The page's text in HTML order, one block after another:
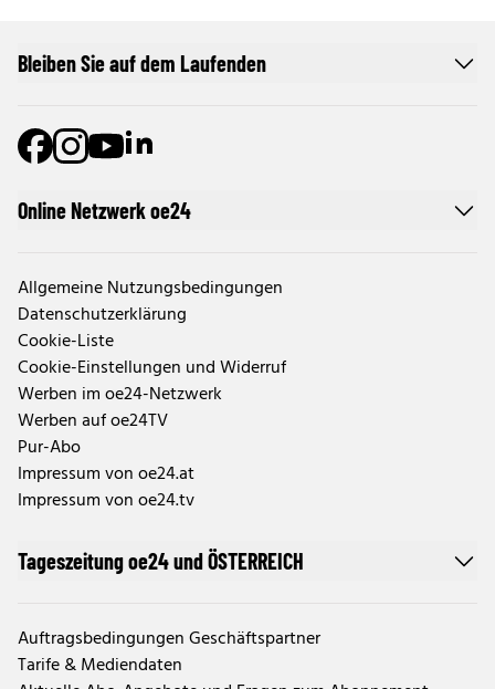
Online Netzwerk oe24
Allgemeine Nutzungsbedingungen
Datenschutzerklärung
Cookie-Liste
Cookie-Einstellungen und Widerruf
Werben im oe24-Netzwerk
Werben auf oe24TV
Pur-Abo
Impressum von oe24.at
Impressum von oe24.tv
Tageszeitung oe24 und ÖSTERREICH
Auftragsbedingungen Geschäftspartner
Tarife & Mediendaten
Bleiben Sie auf dem Laufenden